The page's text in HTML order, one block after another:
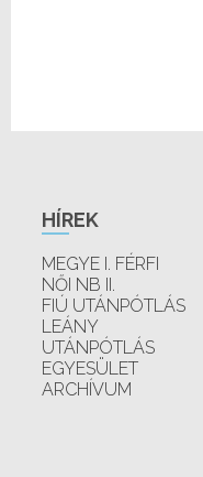
HÍREK
MEGYE I. FÉRFI
NŐI NB II.
FIÚ UTÁNPÓTLÁS
LEÁNY
UTÁNPÓTLÁS
EGYESÜLET
ARCHÍVUM